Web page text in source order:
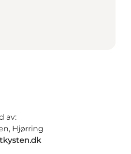
av:
Hjørring